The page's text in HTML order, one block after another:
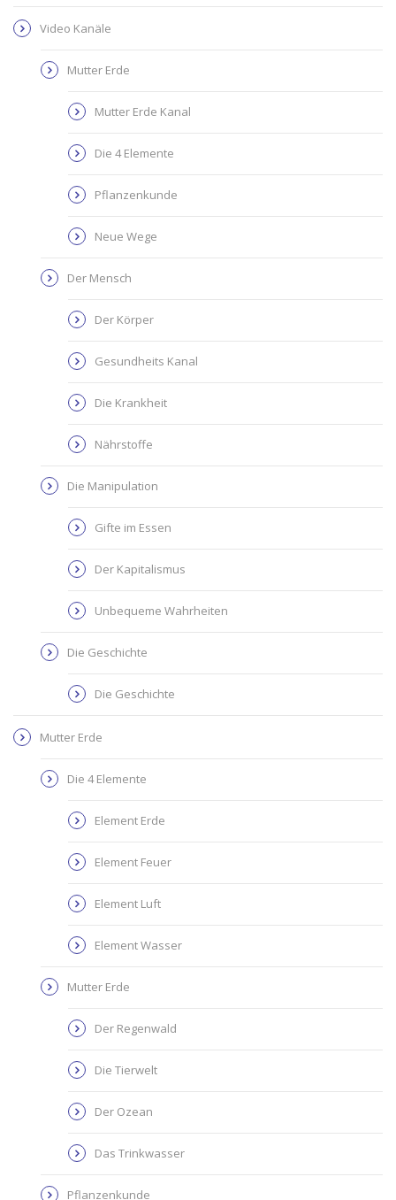
Video Kanäle
Mutter Erde
Mutter Erde Kanal
Die 4 Elemente
Pflanzenkunde
Neue Wege
Der Mensch
Der Körper
Gesundheits Kanal
Die Krankheit
Nährstoffe
Die Manipulation
Gifte im Essen
Der Kapitalismus
Unbequeme Wahrheiten
Die Geschichte
Die Geschichte
Mutter Erde
Die 4 Elemente
Element Erde
Element Feuer
Element Luft
Element Wasser
Mutter Erde
Der Regenwald
Die Tierwelt
Der Ozean
Das Trinkwasser
Pflanzenkunde